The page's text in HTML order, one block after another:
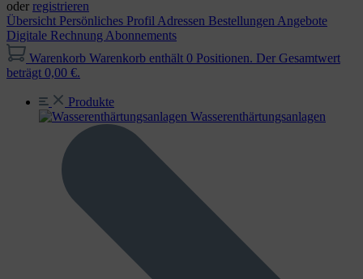
oder registrieren
Übersicht Persönliches Profil Adressen Bestellungen Angebote
Digitale Rechnung Abonnements
Warenkorb Warenkorb enthält 0 Positionen. Der Gesamtwert
beträgt 0,00 €.
Produkte
Wasser­enthärtungs­anlagen